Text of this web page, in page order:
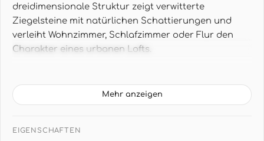
dreidimensionale Struktur zeigt verwitterte
Ziegelsteine mit natürlichen Schattierungen und
verleiht Wohnzimmer, Schlafzimmer oder Flur den
Charakter eines urbanen Lofts.
Motiv
Mehr anzeigen
EIGENSCHAFTEN